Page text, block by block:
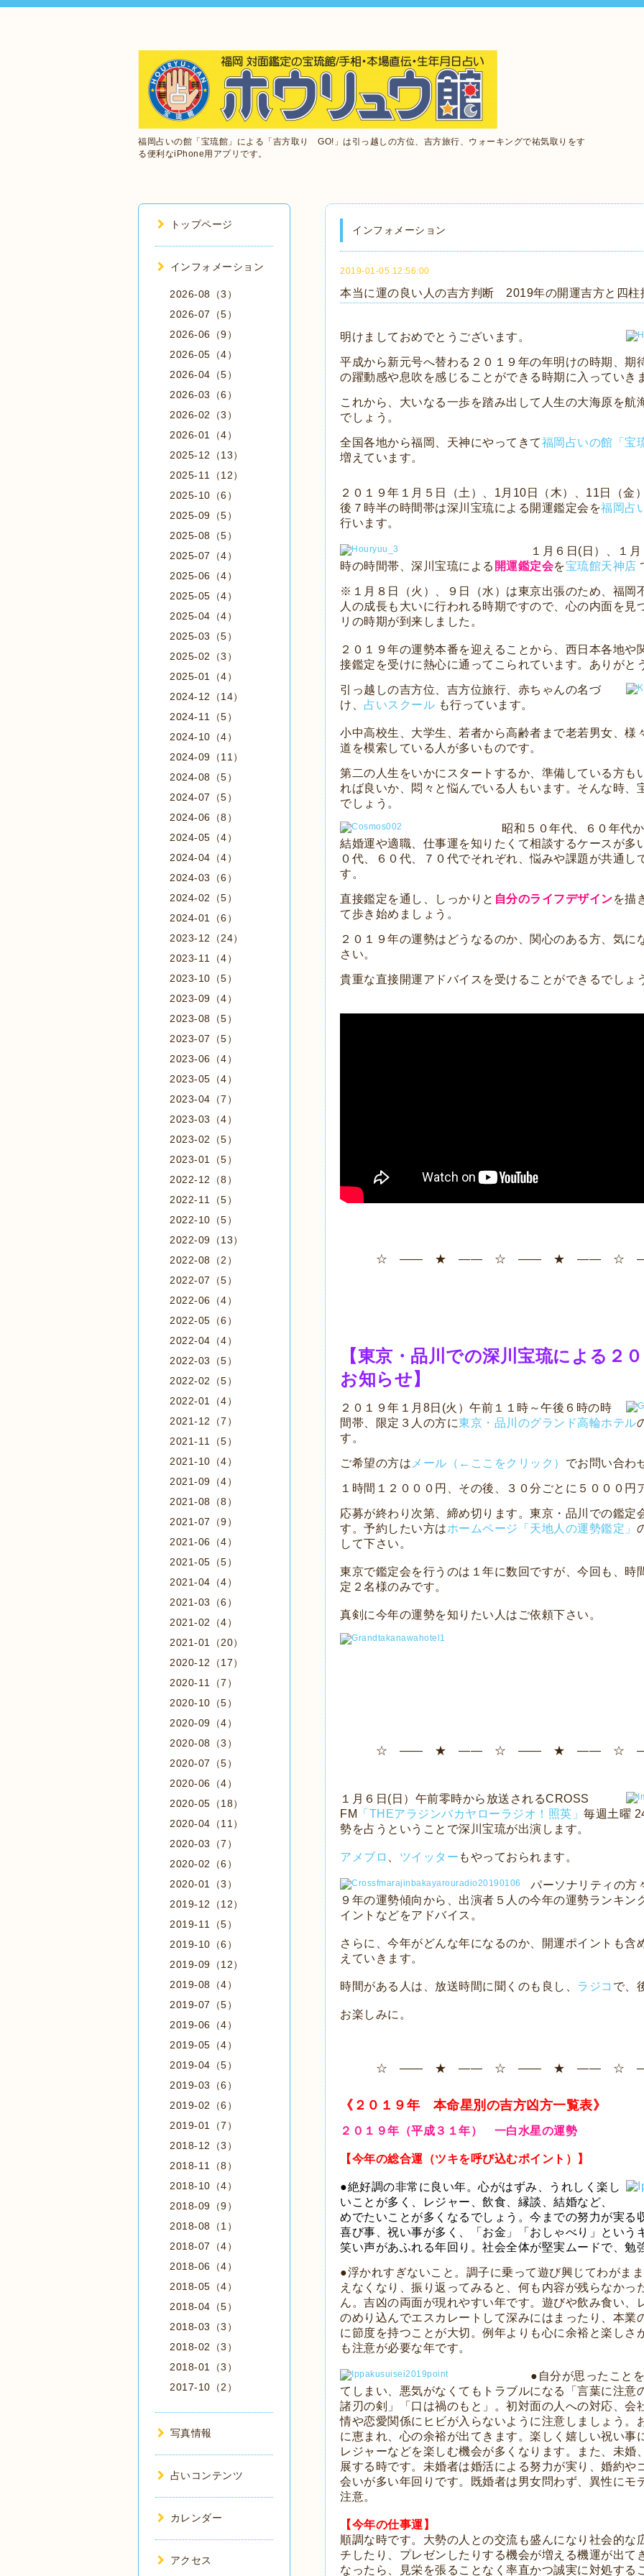
福岡占いの館「宝琉館」による「吉方取り GO!」は引っ越しの方位、吉方旅行、ウォーキングで祐気取りをす
る便利なiPhone用アプリです。
インフォメーション
2019-01-05 12:56:00
本当に運の良い人の吉方判断 2019年の開運吉方と四柱
明けましておめでとうございます。
平成から新元号へ替わる２０１９年の年明けの時期、期
の躍動感や息吹を感じることができる時期に入っていき
これから、大いなる一歩を踏み出して人生の大海原を航
でしょう。
全国各地から福岡、天神にやってきて福岡占いの館「宝
増えています。
２０１９年１月５日（土）、1月10日（木）、11日（金
後７時半の時間帯は深川宝琉による開運鑑定会を福岡占
行います。
１月６日(日）、１
時の時間帯、深川宝琉による 開運鑑定会を宝琉館天神店
※１月８日（火）、９日（水）は東京出張のため、福岡
人の成長も大いに行われる時期ですので、心の内面を見
リの時期が到来しました。
２０１９年の運勢本番を迎えることから、西日本各地や
接鑑定を受けに熱心に通ってこられています。ありがと
引っ越しの吉方位、吉方位旅行、赤ちゃんの名づ
け、 占いスクール も行っています。
小中高校生、大学生、若者から高齢者まで老若男女、様
道を模索している人が多いものです。
第二の人生をいかにスタートするか、準備している方も
れば良いか、悶々と悩んでいる人もいます。そんな時、
でしょう。
昭和５０年代、６０年代
結婚運や適職、仕事運を知りたくて相談するケースが多
０代、６０代、７０代でそれぞれ、悩みや課題が共通し
す。
直接鑑定を通し、しっかりと 自分のライフデザインを描
て歩き始めましょう。
２０１９年の運勢はどうなるのか、関心のある方、気に
さい。
貴重な直接開運アドバイスを受けることができるでしょ
☆ ―― ★ ―― ☆ ―― ★ ―― ☆
【東京・品川での深川宝琉による２
お知らせ】
２０１９年１月8日(火）午前１１時～午後６時の時
間帯、限定３人の方に東京・品川のグランド高輪ホテル
す。
ご希望の方は メール（←ここをクリック） でお問い合わ
１時間１２０００円、その後、３０分ごとに５０００円
応募が終わり次第、締め切ります。東京・品川での鑑定
す。予約したい方はホームページ「天地人の運勢鑑定」
して下さい。
東京で鑑定会を行うのは１年に数回ですが、今回も、時
定２名様のみです。
真剣に今年の運勢を知りたい人はご依頼下さい。
☆ ―― ★ ―― ☆ ―― ★ ―― ☆
１月６日(日）午前零時から放送されるCROSS
FM
「THEアラジンバカヤローラジオ！照英」 毎週土曜
勢を占うということで深川宝琉が出演します。
アメブロ ツイッター もやっておられます。
パーソナリティの方
９年の運勢傾向から、出演者５人の今年の運勢ランキン
イントなどをアドバイス。
さらに、今年がどんな年になるのか、開運ポイントも含
えていきます。
時間がある人は、放送時間に聞くのも良し、 ラジコ で、
お楽しみに。
☆ ―― ★ ―― ☆ ―― ★ ―― ☆
《２０１９年 本命星別の吉方凶方一覧表》
２０１９年（平成３１年） 一白水星の運勢
【今年の総合運（ツキを呼び込むポイント）】
●絶好調の非常に良い年。心がはずみ、うれしく楽し
いことが多く、レジャー、飲食、縁談、結婚など、
めでたいことが多くなるでしょう。今までの努力が実る
喜び事、祝い事が多く、「お金」「おしゃべり」という
笑い声があふれる年回り。社会全体が堅実ムードで、勉
●浮かれすぎないこと。調子に乗って遊び興じてわがま
えなくなり、振り返ってみると、何も内容が残らなかっ
ん。吉凶の両面が現れやすい年です。遊びや飲み食い、
のめり込んでエスカレートして深みにはまったり、本業
に節度を持つことが大切。例年よりも心に余裕と楽しさ
も注意が必要な年です。
●自分が思ったこと
てしまい、悪気がなくてもトラブルになる「言葉に注意
諸刃の剣」「口は禍のもと」。初対面の人への対応、会
情や恋愛関係にヒビが入らないように注意しましょう。
に恵まれ、心の余裕が出てきます。楽しく嬉しい祝い事
レジャーなどを楽しむ機会が多くなります。また、未婚
展する時です。未婚者は婚活による努力が実り、婚約や
会いが多い年回りです。既婚者は男女問わず、異性にモ
注意。
【今年の仕事運】
順調な時です。大勢の人との交流も盛んになり社会的な
チしたり、プレゼンしたりする機会が増える機運が出て
なったら、見栄を張ることなく率直かつ誠実に対処する
トップページ
インフォメーション
2026-08（3）
2026-07（5）
2026-06（9）
2026-05（4）
2026-04（5）
2026-03（6）
2026-02（3）
2026-01（4）
2025-12（13）
2025-11（12）
2025-10（6）
2025-09（5）
2025-08（5）
2025-07（4）
2025-06（4）
2025-05（4）
2025-04（4）
2025-03（5）
2025-02（3）
2025-01（4）
2024-12（14）
2024-11（5）
2024-10（4）
2024-09（11）
2024-08（5）
2024-07（5）
2024-06（8）
2024-05（4）
2024-04（4）
2024-03（6）
2024-02（5）
2024-01（6）
2023-12（24）
2023-11（4）
2023-10（5）
2023-09（4）
2023-08（5）
2023-07（5）
2023-06（4）
2023-05（4）
2023-04（7）
2023-03（4）
2023-02（5）
2023-01（5）
2022-12（8）
2022-11（5）
2022-10（5）
2022-09（13）
2022-08（2）
2022-07（5）
2022-06（4）
2022-05（6）
2022-04（4）
2022-03（5）
2022-02（5）
2022-01（4）
2021-12（7）
2021-11（5）
2021-10（4）
2021-09（4）
2021-08（8）
2021-07（9）
2021-06（4）
2021-05（5）
2021-04（4）
2021-03（6）
2021-02（4）
2021-01（20）
2020-12（17）
2020-11（7）
2020-10（5）
2020-09（4）
2020-08（3）
2020-07（5）
2020-06（4）
2020-05（18）
2020-04（11）
2020-03（7）
2020-02（6）
2020-01（3）
2019-12（12）
2019-11（5）
2019-10（6）
2019-09（12）
2019-08（4）
2019-07（5）
2019-06（4）
2019-05（4）
2019-04（5）
2019-03（6）
2019-02（6）
2019-01（7）
2018-12（3）
2018-11（8）
2018-10（4）
2018-09（9）
2018-08（1）
2018-07（4）
2018-06（4）
2018-05（4）
2018-04（5）
2018-03（3）
2018-02（3）
2018-01（3）
2017-10（2）
写真情報
占いコンテンツ
カレンダー
アクセス